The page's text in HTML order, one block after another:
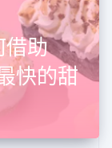
借助
快的甜